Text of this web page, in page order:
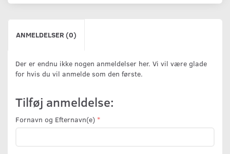
ANMELDELSER (0)
Der er endnu ikke nogen anmeldelser her. Vi vil være glade
for hvis du vil anmelde som den første.
Tilføj anmeldelse:
Fornavn og Efternavn(e)